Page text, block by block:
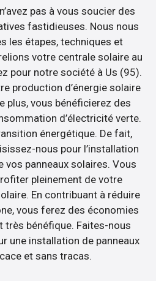
pas à vous soucier des
fastidieuses. Nous nous
les étapes, techniques et
votre centrale solaire au
pour notre société à Us (95).
production d’énergie solaire
plus, vous bénéficierez des
d’électricité verte.
énergétique. De fait,
nous pour l’installation
vos panneaux solaires. Vous
pleinement de votre
En contribuant à réduire
vous ferez des économies
très bénéfique. Faites-nous
une installation de panneaux
et sans tracas.